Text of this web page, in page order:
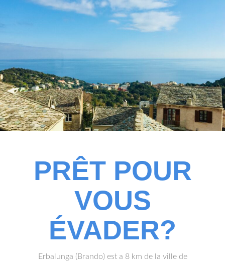
PRÊT POUR
VOUS
ÉVADER?
Erbalunga (Brando) est a 8 km de la ville de